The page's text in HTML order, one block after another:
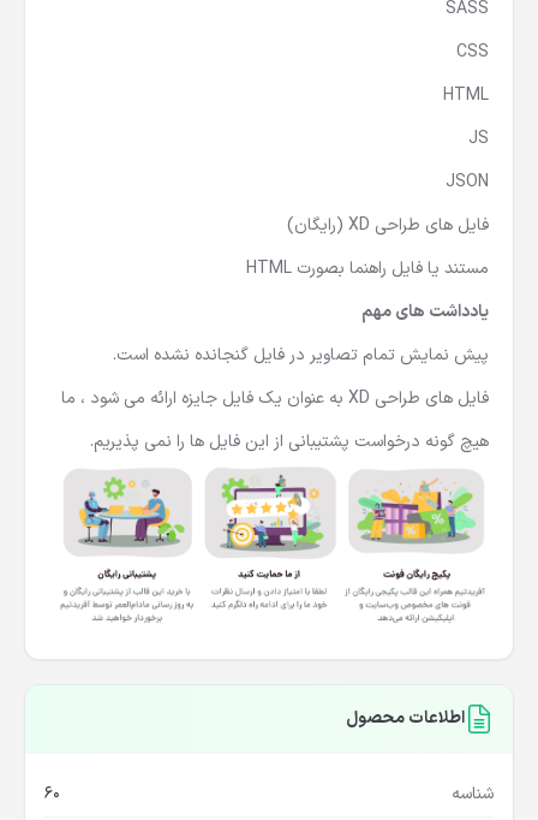
SASS
CSS
HTML
JS
JSON
فایل های طراحی XD (رایگان)
مستند یا فایل راهنما بصورت HTML
یادداشت های مهم
پیش نمایش تمام تصاویر در فایل گنجانده نشده است.
فایل های طراحی XD به عنوان یک فایل جایزه ارائه می شود ، ما
هیچ گونه درخواست پشتیبانی از این فایل ها را نمی پذیریم.
اطلاعات محصول
شناسه 60